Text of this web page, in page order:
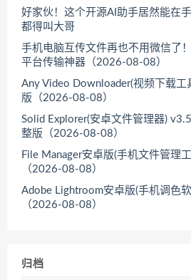
好家伙！这个开源AI助手居然能在
都得叫大哥
手机电脑互传文件再也不用微信了
平台传输神器（2026-08-08）
Any Video Downloader(视频下载
版（2026-08-08）
Solid Explorer(安卓文件管理器)
整版（2026-08-08）
File Manager安卓版(手机文件管理
（2026-08-08）
Adobe Lightroom安卓版(手机调色
（2026-08-08）
归档